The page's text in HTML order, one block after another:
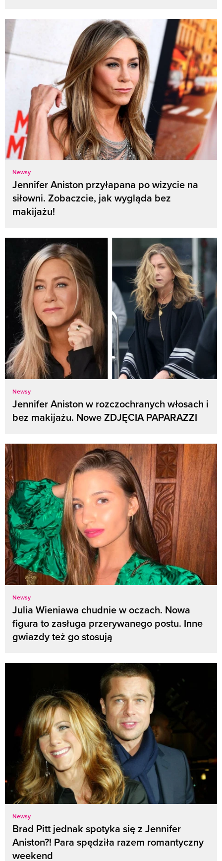
Newsy
Jennifer Aniston przyłapana po wizycie na
siłowni. Zobaczcie, jak wygląda bez
makijażu!
Newsy
Jennifer Aniston w rozczochranych włosach i
bez makijażu. Nowe ZDJĘCIA PAPARAZZI
Newsy
Julia Wieniawa chudnie w oczach. Nowa
figura to zasługa przerywanego postu. Inne
gwiazdy też go stosują
Newsy
Brad Pitt jednak spotyka się z Jennifer
Aniston?! Para spędziła razem romantyczny
weekend